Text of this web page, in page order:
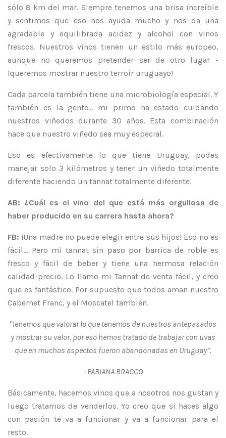
sólo 8 km del mar. Siempre tenemos una brisa increíble
y sentimos que eso nos ayuda mucho y nos da una
agradable y equilibrada acidez y alcohol con vinos
frescos. Nuestros vinos tienen un estilo más europeo,
aunque no queremos pretender ser de otro lugar -
¡queremos mostrar nuestro terroir uruguayo!
Cada parcela también tiene una microbiología especial. Y
también es la gente... mi primo ha estado cuidando
nuestros viñedos durante 30 años. Esta combinación
hace que nuestro viñedo sea muy especial.
Eso es efectivamente lo que tiene Uruguay, podes
manejar solo 3 kilómetros y tener un viñedo totalmente
diferente haciendo un tannat totalmente diferente.
AB: ¿Cuál es el vino del que está más orgullosa de
haber producido en su carrera hasta ahora?
FB: ¡Una madre no puede elegir entre sus hijos! Eso no es
fácil... Pero mi tannat sin paso por barrica de roble es
fresco y fácil de beber y tiene una hermosa relación
calidad-precio. Lo llamo mi Tannat de venta fácil, y creo
que es fantástico. Por supuesto que todos aman nuestro
Cabernet Franc, y el Moscatel también.
"Tenemos que valorar lo que tenemos de nuestros antepasados
y mostrar su valor, por eso hemos tratado de trabajar con uvas
que en muchos aspectos fueron abandonadas en Uruguay”.
- FABIANA BRACCO
Básicamente, hacemos vinos que a nosotros nos gustan y
luego tratamos de venderlos. Yo creo que si haces algo
con pasión te va a funcionar y va a funcionar para el
resto.